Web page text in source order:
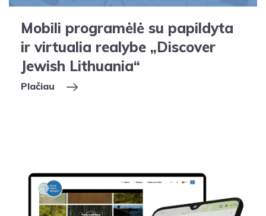
Mobili programėlė su papildyta
ir virtualia realybe „Discover
Jewish Lithuania“
Plačiau